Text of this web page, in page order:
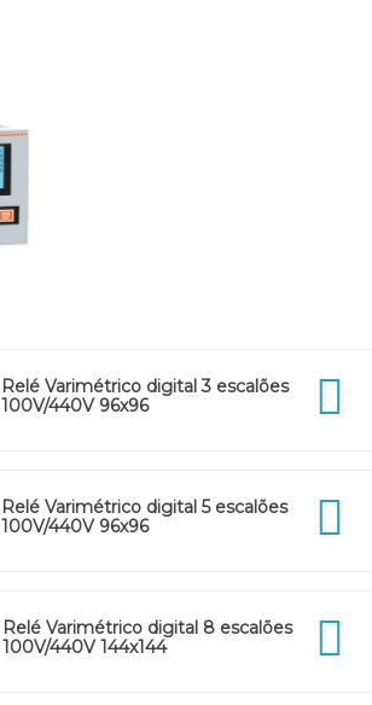
Relé Varimétrico digital 3 escalões
100V/440V 96x96
Relé Varimétrico digital 5 escalões
100V/440V 96x96
Relé Varimétrico digital 8 escalões
100V/440V 144x144